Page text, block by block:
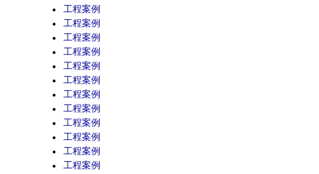
工程案例
工程案例
工程案例
工程案例
工程案例
工程案例
工程案例
工程案例
工程案例
工程案例
工程案例
工程案例